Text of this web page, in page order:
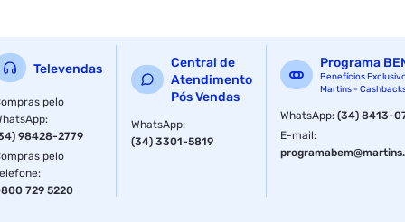
Televendas
pelo
:
98428-2779
pelo
:
729 5220
Central de
Atendimento
Pós Vendas
WhatsApp:
(34) 3301-5819
Programa
Benefícios
Martins -
WhatsApp:(34) 8413-
E-mail: